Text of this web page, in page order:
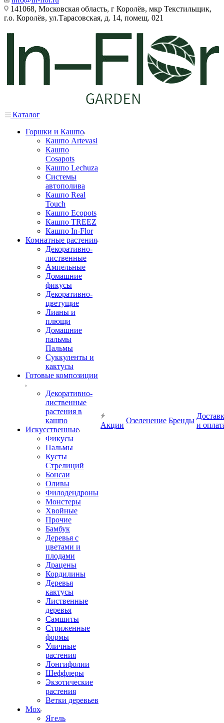
141068, Московская область, г Королёв, мкр Текстильщик,
г.о. Королёв, ул.Тарасовская, д. 14, помещ. 021
Каталог
Горшки и Кашпо
Кашпо Artevasi
Кашпо
Cosapots
Кашпо Lechuza
Системы
автополива
Кашпо Real
Touch
Кашпо Ecopots
Кашпо TREEZ
Кашпо In-Flor
Комнатные растения
Декоративно-
лиственные
Ампельные
Домашние
фикусы
Декоративно-
цветущие
Лианы и
плющи
Домашние
пальмы
Пальмы
Суккуленты и
кактусы
Готовые композиции
Декоративно-
лиственные
растения в
кашпо
Искусственные
Фикусы
Пальмы
Кусты
Стрелиций
Бонсаи
Оливы
Филодендроны
Монстеры
Хвойные
Прочие
Бамбук
Деревья с
цветами и
плодами
Драцены
Кордилины
Деревья
кактусы
Лиственные
деревья
Самшиты
Стриженные
формы
Уличные
растения
Лонгифолии
Шеффлеры
Экзотические
растения
Ветки деревьев
Мох
Ягель
Акции
Озеленение Бренды
и